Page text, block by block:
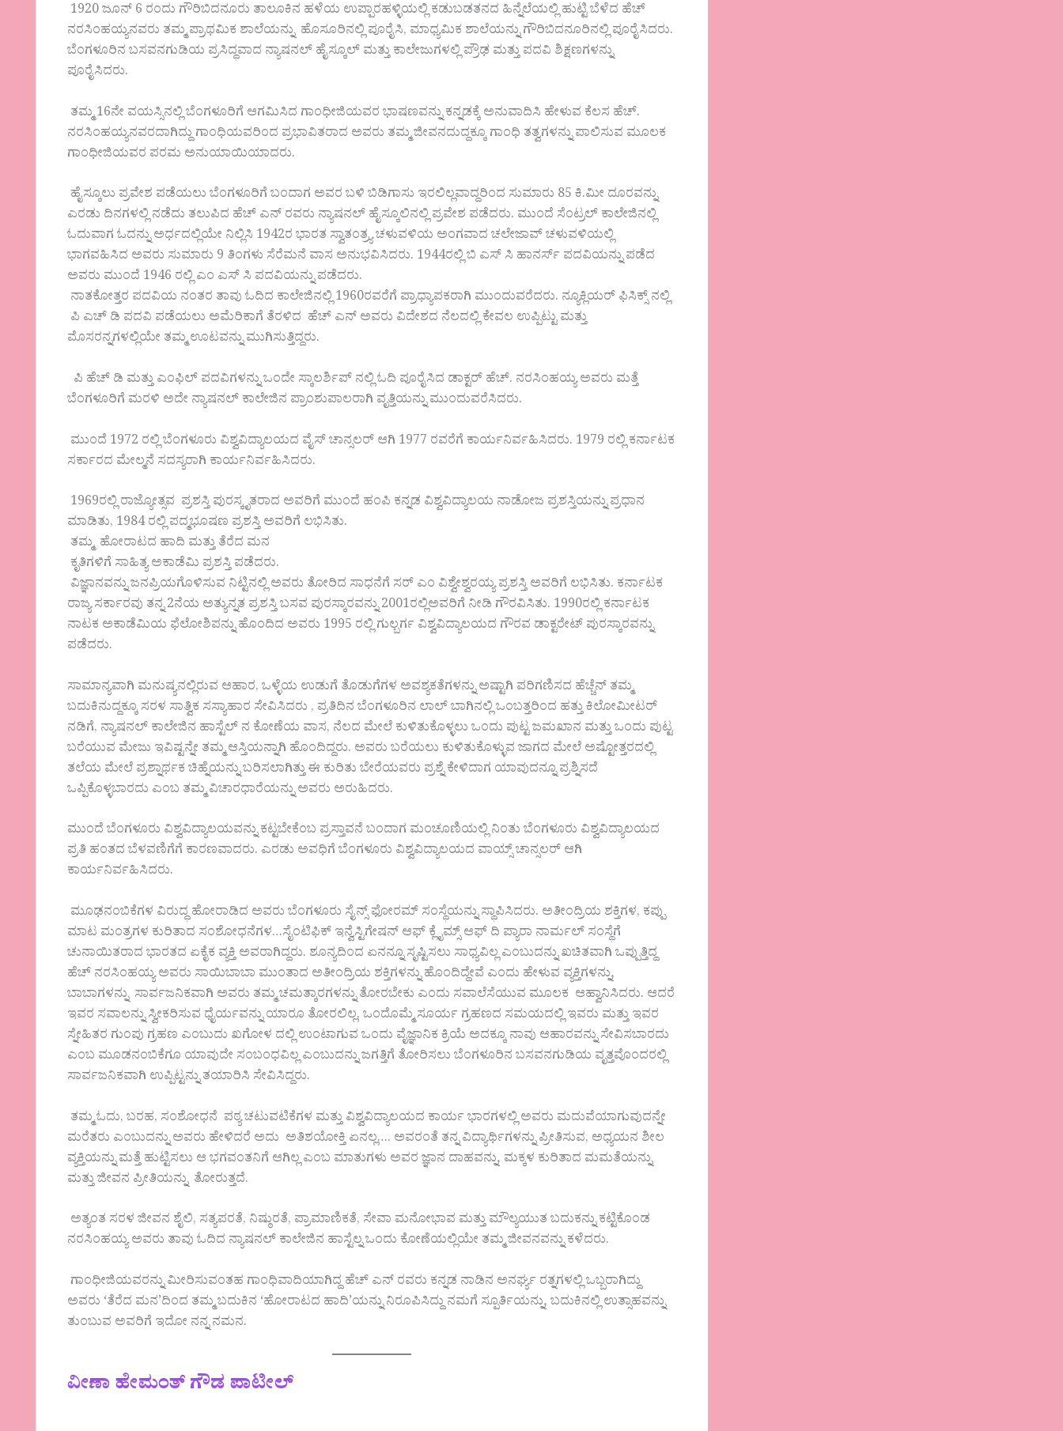
1920 ಜೂನ್ 6 ರಂದು ಗೌರಿಬಿದನೂರು ತಾಲೂಕಿನ ಹಳೆಯ ಉಪ್ಪಾರಹಳ್ಳಿಯಲ್ಲಿ ಕಡುಬಡತನದ ಹಿನ್ನೆಲೆಯಲ್ಲಿ ಹುಟ್ಟಿ ಬೆಳೆದ ಹೆಚ್
ನರಸಿಂಹಯ್ಯನವರು ತಮ್ಮ ಪ್ರಾಥಮಿಕ ಶಾಲೆಯನ್ನು ಹೊಸೂರಿನಲ್ಲಿ ಪೂರೈಸಿ, ಮಾಧ್ಯಮಿಕ ಶಾಲೆಯನ್ನು ಗೌರಿಬಿದನೂರಿನಲ್ಲಿ ಪೂರೈಸಿದರು.
ಬೆಂಗಳೂರಿನ ಬಸವನಗುಡಿಯ ಪ್ರಸಿದ್ಧವಾದ ನ್ಯಾಷನಲ್ ಹೈಸ್ಕೂಲ್ ಮತ್ತು ಕಾಲೇಜುಗಳಲ್ಲಿ ಪ್ರೌಢ ಮತ್ತು ಪದವಿ ಶಿಕ್ಷಣಗಳನ್ನು
ಪೂರೈಸಿದರು.
ತಮ್ಮ 16ನೇ ವಯಸ್ಸಿನಲ್ಲಿ ಬೆಂಗಳೂರಿಗೆ ಆಗಮಿಸಿದ ಗಾಂಧೀಜಿಯವರ ಭಾಷಣವನ್ನು ಕನ್ನಡಕ್ಕೆ ಅನುವಾದಿಸಿ ಹೇಳುವ ಕೆಲಸ ಹೆಚ್.
ನರಸಿಂಹಯ್ಯನವರದಾಗಿದ್ದು ಗಾಂಧಿಯವರಿಂದ ಪ್ರಭಾವಿತರಾದ ಅವರು ತಮ್ಮ ಜೀವನದುದ್ದಕ್ಕೂ ಗಾಂಧಿ ತತ್ವಗಳನ್ನು ಪಾಲಿಸುವ ಮೂಲಕ
ಗಾಂಧೀಜಿಯವರ ಪರಮ ಅನುಯಾಯಿಯಾದರು.
ಹೈಸ್ಕೂಲು ಪ್ರವೇಶ ಪಡೆಯಲು ಬೆಂಗಳೂರಿಗೆ ಬಂದಾಗ ಅವರ ಬಳಿ ಬಿಡಿಗಾಸು ಇರಲಿಲ್ಲವಾದ್ದರಿಂದ ಸುಮಾರು 85 ಕಿ.ಮೀ ದೂರವನ್ನು
ಎರಡು ದಿನಗಳಲ್ಲಿ ನಡೆದು ತಲುಪಿದ ಹೆಚ್ ಎನ್ ರವರು ನ್ಯಾಷನಲ್ ಹೈಸ್ಕೂಲಿನಲ್ಲಿ ಪ್ರವೇಶ ಪಡೆದರು. ಮುಂದೆ ಸೆಂಟ್ರಲ್ ಕಾಲೇಜಿನಲ್ಲಿ
ಓದುವಾಗ ಓದನ್ನು ಅರ್ಧದಲ್ಲಿಯೇ ನಿಲ್ಲಿಸಿ 1942ರ ಭಾರತ ಸ್ವಾತಂತ್ರ್ಯ ಚಳುವಳಿಯ ಅಂಗವಾದ ಚಲೇಜಾವ್ ಚಳುವಳಿಯಲ್ಲಿ
ಭಾಗವಹಿಸಿದ ಅವರು ಸುಮಾರು 9 ತಿಂಗಳು ಸೆರೆಮನೆ ವಾಸ ಅನುಭವಿಸಿದರು. 1944ರಲ್ಲಿ ಬಿ ಎಸ್‌ ಸಿ ಹಾನರ್ಸ್ ಪದವಿಯನ್ನು ಪಡೆದ
ಅವರು ಮುಂದೆ 1946 ರಲ್ಲಿ ಎಂ ಎಸ್ ಸಿ ಪದವಿಯನ್ನು ಪಡೆದರು.
ನಾತಕೋತ್ತರ ಪದವಿಯ ನಂತರ ತಾವು ಓದಿದ ಕಾಲೇಜಿನಲ್ಲಿ 1960ರವರೆಗೆ ಪ್ರಾಧ್ಯಾಪಕರಾಗಿ ಮುಂದುವರೆದರು. ನ್ಯೂಕ್ಲಿಯರ್ ಫಿಸಿಕ್ಸ್ ನಲ್ಲಿ
ಪಿ ಎಚ್ ಡಿ ಪದವಿ ಪಡೆಯಲು ಅಮೆರಿಕಾಗೆ ತೆರಳಿದ ಹೆಚ್ ಎನ್ ಅವರು ವಿದೇಶದ ನೆಲದಲ್ಲಿ ಕೇವಲ ಉಪ್ಪಿಟ್ಟು ಮತ್ತು
ಮೊಸರನ್ನಗಳಲ್ಲಿಯೇ ತಮ್ಮ ಊಟವನ್ನು ಮುಗಿಸುತ್ತಿದ್ದರು.
ಪಿ ಹೆಚ್ ಡಿ ಮತ್ತು ಎಂಫಿಲ್ ಪದವಿಗಳನ್ನು ಒಂದೇ ಸ್ಕಾಲರ್ಶಿಪ್ ನಲ್ಲಿ ಓದಿ ಪೂರೈಸಿದ ಡಾಕ್ಟರ್ ಹೆಚ್. ನರಸಿಂಹಯ್ಯ ಅವರು ಮತ್ತೆ
ಬೆಂಗಳೂರಿಗೆ ಮರಳಿ ಅದೇ ನ್ಯಾಷನಲ್ ಕಾಲೇಜಿನ ಪ್ರಾಂಶುಪಾಲರಾಗಿ ವೃತ್ತಿಯನ್ನು ಮುಂದುವರೆಸಿದರು.
ಮುಂದೆ 1972 ರಲ್ಲಿ ಬೆಂಗಳೂರು ವಿಶ್ವವಿದ್ಯಾಲಯದ ವೈಸ್ ಚಾನ್ಸಲರ್ ಆಗಿ 1977 ರವರೆಗೆ ಕಾರ್ಯನಿರ್ವಹಿಸಿದರು. 1979 ರಲ್ಲಿ ಕರ್ನಾಟಕ
ಸರ್ಕಾರದ ಮೇಲ್ಮನೆ ಸದಸ್ಯರಾಗಿ ಕಾರ್ಯನಿರ್ವಹಿಸಿದರು.
1969ರಲ್ಲಿ ರಾಜ್ಯೋತ್ಸವ ಪ್ರಶಸ್ತಿ ಪುರಸ್ಕೃತರಾದ ಅವರಿಗೆ ಮುಂದೆ ಹಂಪಿ ಕನ್ನಡ ವಿಶ್ವವಿದ್ಯಾಲಯ ನಾಡೋಜ ಪ್ರಶಸ್ತಿಯನ್ನು ಪ್ರಧಾನ
ಮಾಡಿತು, 1984 ರಲ್ಲಿ ಪದ್ಮಭೂಷಣ ಪ್ರಶಸ್ತಿ ಅವರಿಗೆ ಲಭಿಸಿತು.
ತಮ್ಮ ಹೋರಾಟದ ಹಾದಿ ಮತ್ತು ತೆರೆದ ಮನ
ಕೃತಿಗಳಿಗೆ ಸಾಹಿತ್ಯ ಅಕಾಡೆಮಿ ಪ್ರಶಸ್ತಿ ಪಡೆದರು.
ವಿಜ್ಞಾನವನ್ನು ಜನಪ್ರಿಯಗೊಳಿಸುವ ನಿಟ್ಟಿನಲ್ಲಿ ಅವರು ತೋರಿದ ಸಾಧನೆಗೆ ಸರ್ ಎಂ ವಿಶ್ವೇಶ್ವರಯ್ಯ ಪ್ರಶಸ್ತಿ ಅವರಿಗೆ ಲಭಿಸಿತು. ಕರ್ನಾಟಕ
ರಾಜ್ಯ ಸರ್ಕಾರವು ತನ್ನ 2ನೆಯ ಅತ್ಯುನ್ನತ ಪ್ರಶಸ್ತಿ ಬಸವ ಪುರಸ್ಕಾರವನ್ನು 2001ರಲ್ಲಿಅವರಿಗೆ ನೀಡಿ ಗೌರವಿಸಿತು. 1990ರಲ್ಲಿ ಕರ್ನಾಟಕ
ನಾಟಕ ಅಕಾಡೆಮಿಯ ಫೆಲೋಶಿಪನ್ನು ಹೊಂದಿದ ಅವರು 1995 ರಲ್ಲಿ ಗುಲ್ಬರ್ಗ ವಿಶ್ವವಿದ್ಯಾಲಯದ ಗೌರವ ಡಾಕ್ಟರೇಟ್ ಪುರಸ್ಕಾರವನ್ನು
ಪಡೆದರು.
ಸಾಮಾನ್ಯವಾಗಿ ಮನುಷ್ಯನಲ್ಲಿರುವ ಆಹಾರ, ಒಳ್ಳೆಯ ಉಡುಗೆ ತೊಡುಗೆಗಳ ಅವಶ್ಯಕತೆಗಳನ್ನು ಅಷ್ಟಾಗಿ ಪರಿಗಣಿಸದ ಹೆಚ್ಚೆನ್ ತಮ್ಮ
ಬದುಕಿನುದ್ದಕ್ಕೂ ಸರಳ ಸಾತ್ವಿಕ ಸಸ್ಯಾಹಾರ ಸೇವಿಸಿದರು , ಪ್ರತಿದಿನ ಬೆಂಗಳೂರಿನ ಲಾಲ್ ಬಾಗಿನಲ್ಲಿ ಒಂಬತ್ತರಿಂದ ಹತ್ತು ಕಿಲೋಮೀಟರ್
ನಡಿಗೆ, ನ್ಯಾಷನಲ್ ಕಾಲೇಜಿನ ಹಾಸ್ಟೆಲ್ ನ ಕೋಣೆಯ ವಾಸ, ನೆಲದ ಮೇಲೆ ಕುಳಿತುಕೊಳ್ಳಲು ಒಂದು ಪುಟ್ಟ ಜಮಖಾನ ಮತ್ತು ಒಂದು ಪುಟ್ಟ
ಬರೆಯುವ ಮೇಜು ಇವಿಷ್ಟನ್ನೇ ತಮ್ಮ ಆಸ್ತಿಯನ್ನಾಗಿ ಹೊಂದಿದ್ದರು. ಅವರು ಬರೆಯಲು ಕುಳಿತುಕೊಳ್ಳುವ ಜಾಗದ ಮೇಲೆ ಅಷ್ಟೋತ್ತರದಲ್ಲಿ
ತಲೆಯ ಮೇಲೆ ಪ್ರಶ್ನಾರ್ಥಕ ಚಿಹ್ನೆಯನ್ನು ಬರಿಸಲಾಗಿತ್ತು ಈ ಕುರಿತು ಬೇರೆಯವರು ಪ್ರಶ್ನೆ ಕೇಳಿದಾಗ ಯಾವುದನ್ನೂ ಪ್ರಶ್ನಿಸದೆ
ಒಪ್ಪಿಕೊಳ್ಳಬಾರದು ಎಂಬ ತಮ್ಮ ವಿಚಾರಧಾರೆಯನ್ನು ಅವರು ಅರುಹಿದರು.
ಮುಂದೆ ಬೆಂಗಳೂರು ವಿಶ್ವವಿದ್ಯಾಲಯವನ್ನು ಕಟ್ಟಬೇಕೆಂಬ ಪ್ರಸ್ತಾವನೆ ಬಂದಾಗ ಮಂಚೂಣಿಯಲ್ಲಿ ನಿಂತು ಬೆಂಗಳೂರು ವಿಶ್ವವಿದ್ಯಾಲಯದ
ಪ್ರತಿ ಹಂತದ ಬೆಳವಣಿಗೆಗೆ ಕಾರಣವಾದರು. ಎರಡು ಅವಧಿಗೆ ಬೆಂಗಳೂರು ವಿಶ್ವವಿದ್ಯಾಲಯದ ವಾಯ್ಸ್ ಚಾನ್ಸಲರ್ ಆಗಿ
ಕಾರ್ಯನಿರ್ವಹಿಸಿದರು.
ಮೂಢನಂಬಿಕೆಗಳ ವಿರುದ್ಧ ಹೋರಾಡಿದ ಅವರು ಬೆಂಗಳೂರು ಸೈನ್ಸ್ ಫೋರಮ್ ಸಂಸ್ಥೆಯನ್ನು ಸ್ಥಾಪಿಸಿದರು. ಅತೀಂದ್ರಿಯ ಶಕ್ತಿಗಳ, ಕಪ್ಪು
ಮಾಟ ಮಂತ್ರಗಳ ಕುರಿತಾದ ಸಂಶೋಧನೆಗಳ…ಸೈಂಟಿಫಿಕ್ ಇನ್ವೆಸ್ಟಿಗೇಷನ್ ಆಫ್ ಕ್ಲೈಮ್ಸ್ ಆಫ್ ದಿ ಪ್ಯಾರಾ ನಾರ್ಮಲ್ ಸಂಸ್ಥೆಗೆ
ಚುನಾಯಿತರಾದ ಭಾರತದ ಏಕೈಕ ವ್ಯಕ್ತಿ ಅವರಾಗಿದ್ದರು. ಶೂನ್ಯದಿಂದ ಏನನ್ನೂ ಸೃಷ್ಟಿಸಲು ಸಾಧ್ಯವಿಲ್ಲ ಎಂಬುದನ್ನು ಖಚಿತವಾಗಿ ಒಪ್ಪುತ್ತಿದ್ದ
ಹೆಚ್ ನರಸಿಂಹಯ್ಯ ಅವರು ಸಾಯಿಬಾಬಾ ಮುಂತಾದ ಅತೀಂದ್ರಿಯ ಶಕ್ತಿಗಳನ್ನು ಹೊಂದಿದ್ದೇವೆ ಎಂದು ಹೇಳುವ ವ್ಯಕ್ತಿಗಳನ್ನು,
ಬಾಬಾಗಳನ್ನು ಸಾರ್ವಜನಿಕವಾಗಿ ಅವರು ತಮ್ಮ ಚಮತ್ಕಾರಗಳನ್ನು ತೋರಬೇಕು ಎಂದು ಸವಾಲೆಸೆಯುವ ಮೂಲಕ ಆಹ್ವಾನಿಸಿದರು. ಆದರೆ
ಇವರ ಸವಾಲನ್ನು ಸ್ವೀಕರಿಸುವ ಧೈರ್ಯವನ್ನು ಯಾರೂ ತೋರಲಿಲ್ಲ. ಒಂದೊಮ್ಮೆ ಸೂರ್ಯ ಗ್ರಹಣದ ಸಮಯದಲ್ಲಿ ಇವರು ಮತ್ತು ಇವರ
ಸ್ನೇಹಿತರ ಗುಂಪು ಗ್ರಹಣ ಎಂಬುದು ಖಗೋಳ ದಲ್ಲಿ ಉಂಟಾಗುವ ಒಂದು ವೈಜ್ಞಾನಿಕ ಕ್ರಿಯೆ ಅದಕ್ಕೂ ನಾವು ಆಹಾರವನ್ನು ಸೇವಿಸಬಾರದು
ಎಂಬ ಮೂಡನಂಬಿಕೆಗೂ ಯಾವುದೇ ಸಂಬಂಧವಿಲ್ಲ ಎಂಬುದನ್ನು ಜಗತ್ತಿಗೆ ತೋರಿಸಲು ಬೆಂಗಳೂರಿನ ಬಸವನಗುಡಿಯ ವೃತ್ತವೊಂದರಲ್ಲಿ
ಸಾರ್ವಜನಿಕವಾಗಿ ಉಪ್ಪಿಟ್ಟನ್ನು ತಯಾರಿಸಿ ಸೇವಿಸಿದ್ದರು.
ತಮ್ಮ ಓದು, ಬರಹ, ಸಂಶೋಧನೆ ಪಠ್ಯ ಚಟುವಟಿಕೆಗಳ ಮತ್ತು ವಿಶ್ವವಿದ್ಯಾಲಯದ ಕಾರ್ಯ ಭಾರಗಳಲ್ಲಿ ಅವರು ಮದುವೆಯಾಗುವುದನ್ನೇ
ಮರೆತರು ಎಂಬುದನ್ನು ಅವರು ಹೇಳಿದರೆ ಅದು ಅತಿಶಯೋಕ್ತಿ ಏನಲ್ಲ…. ಅವರಂತೆ ತನ್ನ ವಿದ್ಯಾರ್ಥಿಗಳನ್ನು ಪ್ರೀತಿಸುವ, ಅಧ್ಯಯನ ಶೀಲ
ವ್ಯಕ್ತಿಯನ್ನು ಮತ್ತೆ ಹುಟ್ಟಿಸಲು ಆ ಭಗವಂತನಿಗೆ ಆಗಿಲ್ಲ ಎಂಬ ಮಾತುಗಳು ಅವರ ಜ್ಞಾನ ದಾಹವನ್ನು, ಮಕ್ಕಳ ಕುರಿತಾದ ಮಮತೆಯನ್ನು
ಮತ್ತು ಜೀವನ ಪ್ರೀತಿಯನ್ನು ತೋರುತ್ತದೆ.
ಅತ್ಯಂತ ಸರಳ ಜೀವನ ಶೈಲಿ, ಸತ್ಯಪರತೆ, ನಿಷ್ಠುರತೆ, ಪ್ರಾಮಾಣಿಕತೆ, ಸೇವಾ ಮನೋಭಾವ ಮತ್ತು ಮೌಲ್ಯಯುತ ಬದುಕನ್ನು ಕಟ್ಟಿಕೊಂಡ
ನರಸಿಂಹಯ್ಯ ಅವರು ತಾವು ಓದಿದ ನ್ಯಾಷನಲ್ ಕಾಲೇಜಿನ ಹಾಸ್ಟೆಲ್ನ ಒಂದು ಕೋಣೆಯಲ್ಲಿಯೇ ತಮ್ಮ ಜೀವನವನ್ನು ಕಳೆದರು.
ಗಾಂಧೀಜಿಯವರನ್ನು ಮೀರಿಸುವಂತಹ ಗಾಂಧಿವಾದಿಯಾಗಿದ್ದ ಹೆಚ್ ಎನ್ ರವರು ಕನ್ನಡ ನಾಡಿನ ಅನರ್ಘ್ಯ ರತ್ನಗಳಲ್ಲಿ ಒಬ್ಬರಾಗಿದ್ದು
ಅವರು ‘ತೆರೆದ ಮನ’ದಿಂದ ತಮ್ಮ ಬದುಕಿನ ‘ಹೋರಾಟದ ಹಾದಿ’ಯನ್ನು ನಿರೂಪಿಸಿದ್ದು ನಮಗೆ ಸ್ಪೂರ್ತಿಯನ್ನು, ಬದುಕಿನಲ್ಲಿ ಉತ್ಸಾಹವನ್ನು
ತುಂಬುವ ಅವರಿಗೆ ಇದೋ ನನ್ನ ನಮನ.
ವೀಣಾ ಹೇಮಂತ್ ಗೌಡ ಪಾಟೀಲ್